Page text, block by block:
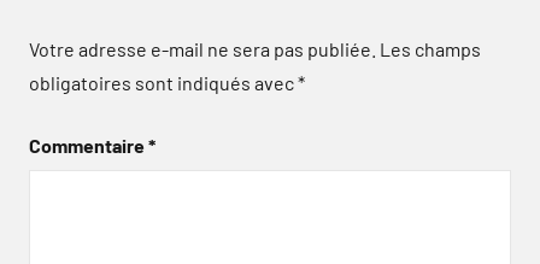
Votre adresse e-mail ne sera pas publiée. Les champs
obligatoires sont indiqués avec*
Commentaire*